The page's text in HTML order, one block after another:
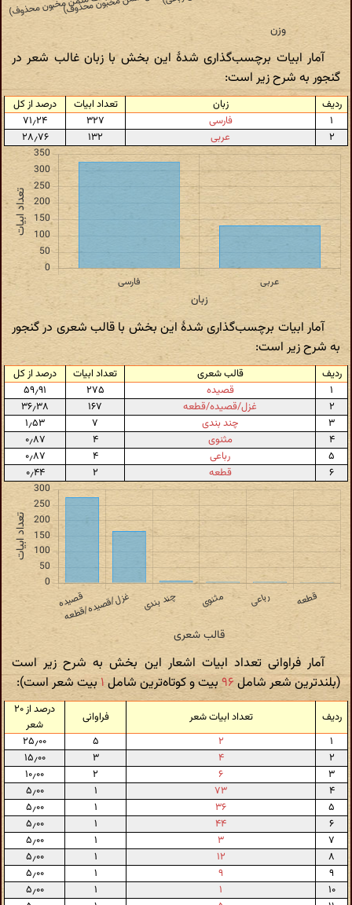
آمار ابیات برچسب‌گذاری شدهٔ این بخش با زبان غالب شعر در
گنجور به شرح زیر است:
ردیف زبان تعداد ابیات
درصد از کل
۱
فارسی ۳۲۷
۷۱٫۲۴
۲
عربی ۱۳۲ ۲۸٫۷۶
آمار ابیات برچسب‌گذاری شدهٔ این بخش با قالب شعری در گنجور
به شرح زیر است:
ردیف قالب شعری تعداد ابیات
درصد از کل
۱
قصیده ۲۷۵
۵۹٫۹۱
۲
غزل/قصیده/قطعه ۱۶۷
۳۶٫۳۸
۳
چند بندی ۷
۱٫۵۳
۴
مثنوی ۴
۰٫۸۷
۵
رباعی ۴
۰٫۸۷
۶
قطعه ۲ ۰٫۴۴
آمار فراوانی تعداد ابیات اشعار این بخش به شرح زیر است
(بلندترین شعر شامل۹۶بیت و کوتاه‌ترین شامل ۱بیت شعر است):
ردیف تعداد ابیات شعر فراوانی
درصد از ۲۰
شعر
۱
۲ ۵
۲۵٫۰۰
۲
۴ ۳
۱۵٫۰۰
۳
۶ ۲
۱۰٫۰۰
۴
۷۳ ۱
۵٫۰۰
۵
۳۶ ۱
۵٫۰۰
۶
۴۴ ۱
۵٫۰۰
۷
۳ ۱
۵٫۰۰
۸
۱۲ ۱
۵٫۰۰
۹
۹ ۱
۵٫۰۰
۱۰
۱ ۱
۵٫۰۰